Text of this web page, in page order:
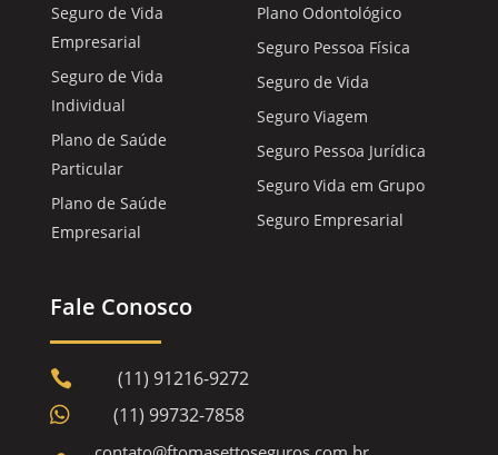
Seguro de Vida
Empresarial
Seguro de Vida
Individual
Plano de Saúde
Particular
Plano de Saúde
Empresarial
Plano Odontológico
Seguro Pessoa Física
Seguro de Vida
Seguro Viagem
Seguro Pessoa Jurídica
Seguro Vida em Grupo
Seguro Empresarial
Fale Conosco
 (11) 91216-9272
 (11) 99732-7858